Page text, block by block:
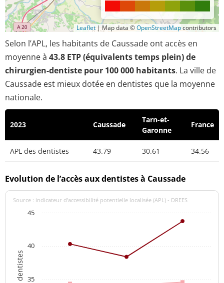
Leaflet | Map data ©OpenStreetMapcontributors
Selon l’APL, les habitants de Caussade ont accès en
moyenne à 43.8 ETP (équivalents temps plein) de
chirurgien-dentiste pour 100 000 habitants. La ville de
Caussade est mieux dotée en dentistes que la moyenne
nationale.
2023 Caussade
Tarn-et-
Garonne
France
APL des dentistes 43.79 30.61 34.56
Evolution de l’accès aux dentistes à Caussade
Source : indicateur d’accessibilité potentielle localisée (APL) - DREES
35
40
45